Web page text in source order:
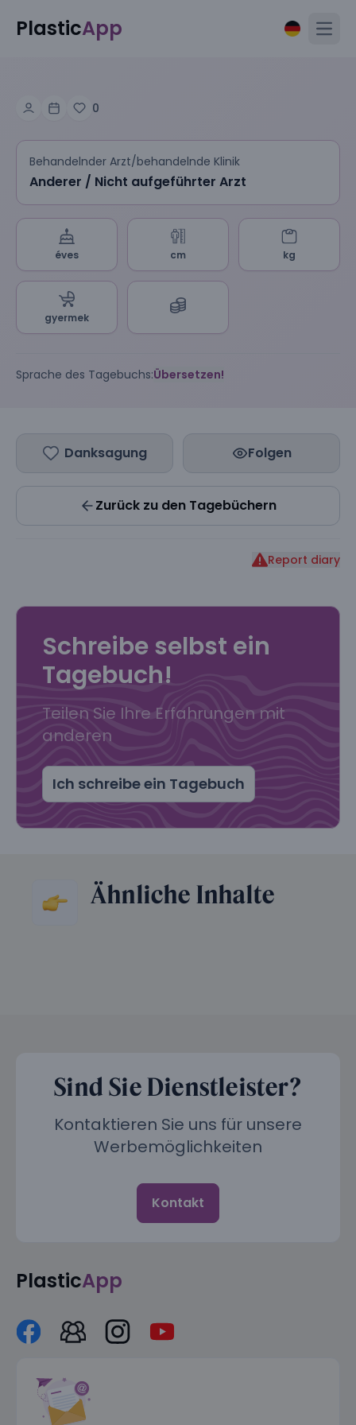
PlasticApp
0
Behandelnder Arzt/behandelnde Klinik
Anderer / Nicht aufgeführter Arzt
éves cm kg
gyermek
Sprache des Tagebuchs:Übersetzen!
Danksagung Folgen
Zurück zu den Tagebüchern
Report diary
Schreibe selbst ein
Tagebuch!
Teilen Sie Ihre Erfahrungen mit
anderen
Ich schreibe ein Tagebuch
Ähnliche Inhalte
Sind Sie Dienstleister?
Kontaktieren Sie uns für unsere
Werbemöglichkeiten
Kontakt
PlasticApp